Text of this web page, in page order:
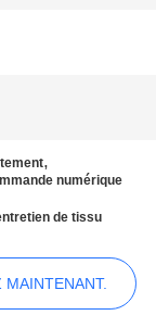
,
numérique
de tissu
MAINTENANT.